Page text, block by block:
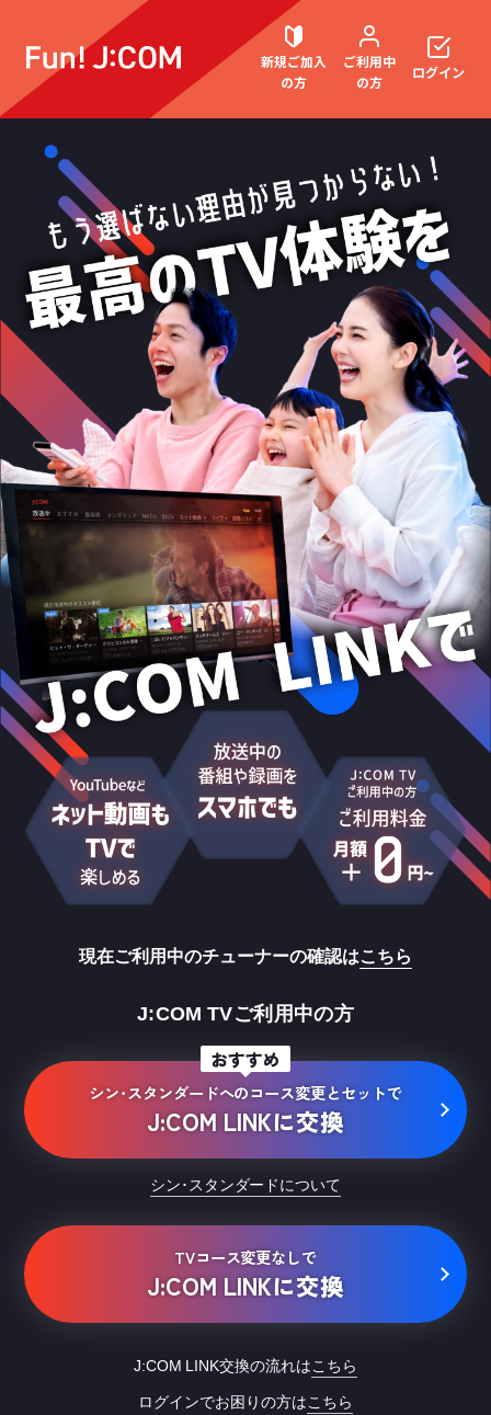
新規ご加入
の方
ご利用中
の方
契約内容確認・変更
お困りごと解決・よくあるご質問
ウェブメール マガジン
ログイン
現在ご利用中のチューナーの確認はこちら
J:COM TVご利用中の方
おすすめ
シン･スタンダードへのコース変更とセットで
J:COM LINKに交換
シン･スタンダードについて
TVコース変更なしで
J:COM LINKに交換
J:COM LINK交換の流れはこちら
ログインでお困りの方はこちら